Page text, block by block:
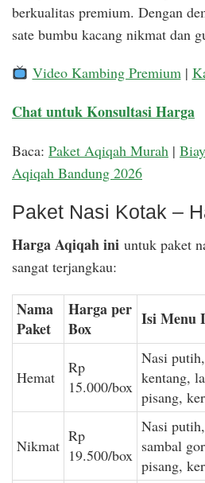
berkualitas premium. Dengan
sate bumbu kacang nikmat dan
Video Kambing Premium|
Chat untuk Konsultasi Harga
Baca: Paket Aqiqah Murah |
Aqiqah Bandung 2026
Paket Nasi Kotak –
Harga Aqiqah ini untuk paket
sangat terjangkau:
Nama
Paket
Harga per
Box
Isi Menu
Hemat
Rp
15.000/box
Nasi
kentang,
pisang,
Nikmat
Rp
19.500/box
Nasi
sambal
pisang,